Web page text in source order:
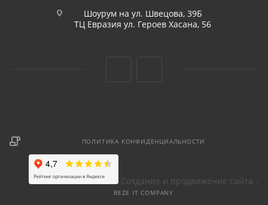
Шоурум на ул. Швецова, 39Б
ТЦ Евразия ул. Героев Хасана, 56
ПОЛИТИКА КОНФИДЕНЦИАЛЬНОСТИ
Создание и продвижение сайта -
BEZE IT COMPANY